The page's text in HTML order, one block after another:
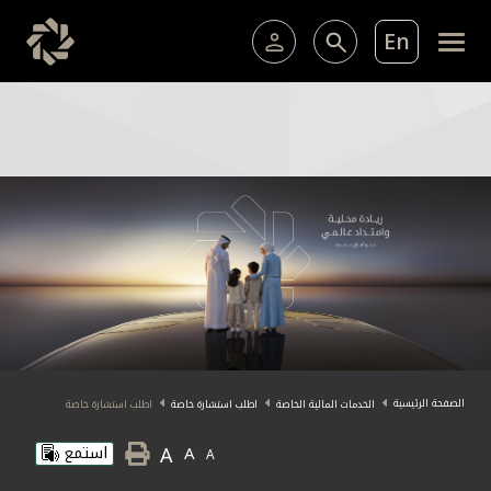
En
الخدمات المصرفية الإلكترونية للشركات
خدمة "بيتك" للتداول الإلكتروني
عضوية الخدمات المالية الخاصة
البطاقات
ما يميزنا
الاستثمارالصفحة الرئيسية الخدمات المالية الخاصة اطلب استشارة خاصة اطلب استشارة خاصة
A
A
A استمع